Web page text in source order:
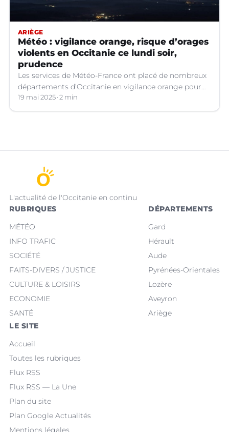
ARIÈGE
Météo : vigilance orange, risque d’orages
violents en Occitanie ce lundi soir,
prudence
Les services de Météo-France ont placé de nombreux
départements d’Occitanie en vigilance orange pour
les orages violents.
19 mai 2025 2 min
L'actualité de l'Occitanie en continu
RUBRIQUES
MÉTÉO
INFO TRAFIC
SOCIÉTÉ
FAITS-DIVERS / JUSTICE
CULTURE & LOISIRS
ECONOMIE
SANTÉ
DÉPARTEMENTS
Gard
Hérault
Aude
Pyrénées-Orientales
Lozère
Aveyron
Ariège
LE SITE
Accueil
Toutes les rubriques
Flux RSS
Flux RSS — La Une
Plan du site
Plan Google Actualités
Mentions légales